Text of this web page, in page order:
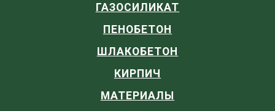
ГАЗОСИЛИКАТ
ПЕНОБЕТОН
ШЛАКОБЕТОН
КИРПИЧ
МАТЕРИАЛЫ